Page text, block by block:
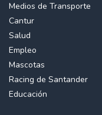
Medios de Transporte
Cantur
Salud
Empleo
Mascotas
Racing de Santander
Educación